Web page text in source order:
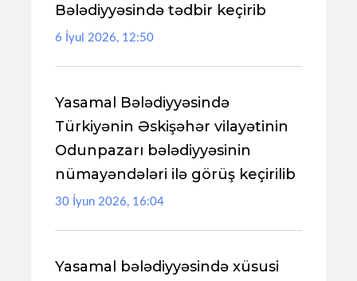
Bələdiyyəsində tədbir keçirib
6 İyul 2026, 12:50
Yasamal Bələdiyyəsində
Türkiyənin Əskişəhər vilayətinin
Odunpazarı bələdiyyəsinin
nümayəndələri ilə görüş keçirilib
30 İyun 2026, 16:04
Yasamal bələdiyyəsində xüsusi